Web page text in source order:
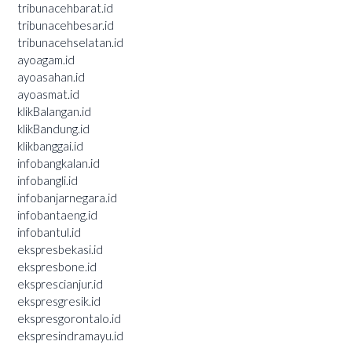
tribunacehbarat.id
tribunacehbesar.id
tribunacehselatan.id
ayoagam.id
ayoasahan.id
ayoasmat.id
klikBalangan.id
klikBandung.id
klikbanggai.id
infobangkalan.id
infobangli.id
infobanjarnegara.id
infobantaeng.id
infobantul.id
ekspresbekasi.id
ekspresbone.id
eksprescianjur.id
ekspresgresik.id
ekspresgorontalo.id
ekspresindramayu.id